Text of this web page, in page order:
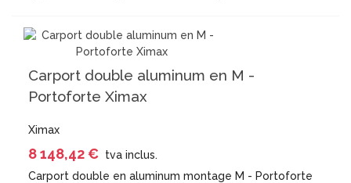
Carport double aluminum en M -
Portoforte Ximax
Ximax
8 148,42 € tva inclus.
Carport double en aluminum montage M - Portoforte